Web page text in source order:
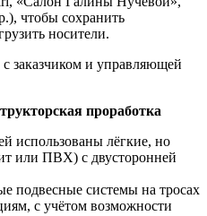
чтобы сохранить
носители.
заказчиком и управляющей
проработка
использованы лёгкие, но
или ПВХ) с двусторонней
подвесные системы на тросах
с учётом возможности